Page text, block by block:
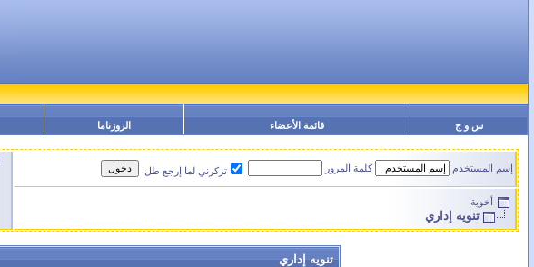
س و ج قائمة الأعضاء الروزناما
إسم المستخدم كلمة المرور تزكرني لما إرجع طل!
أخوية
تنويه إداري
تنويه إداري